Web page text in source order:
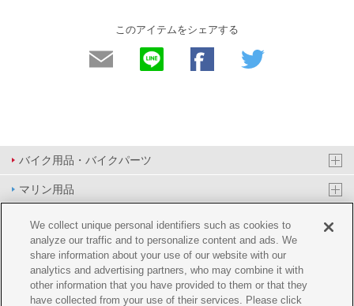
このアイテムをシェアする
バイク用品・バイクパーツ
マリン用品
PAS/YPJ用品
その他用品
イベント&エンターテイメント
We collect unique personal identifiers such as cookies to
analyze our traffic and to personalize content and ads. We
share information about your use of our website with our
analytics and advertising partners, who may combine it with
other information that you have provided to them or that they
have collected from your use of their services. Please click